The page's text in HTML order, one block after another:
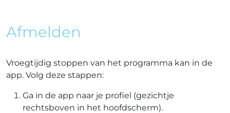
Afmelden
Vroegtijdig stoppen van het programma kan in de
app. Volg deze stappen:
Ga in de app naar je profiel (gezichtje
rechtsboven in het hoofdscherm).